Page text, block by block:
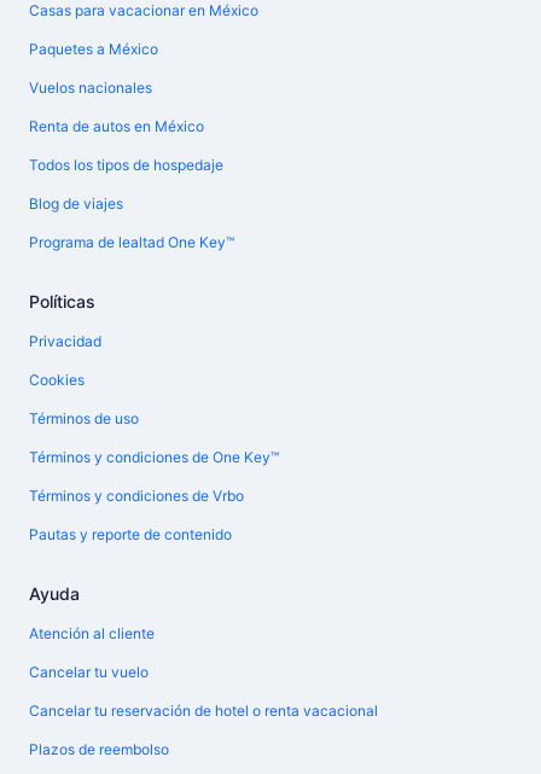
Casas para vacacionar en México
Paquetes a México
Vuelos nacionales
Renta de autos en México
Todos los tipos de hospedaje
Blog de viajes
Programa de lealtad One Key™
Políticas
Privacidad
Cookies
Términos de uso
Términos y condiciones de One Key™
Términos y condiciones de Vrbo
Pautas y reporte de contenido
Ayuda
Atención al cliente
Cancelar tu vuelo
Cancelar tu reservación de hotel o renta vacacional
Plazos de reembolso